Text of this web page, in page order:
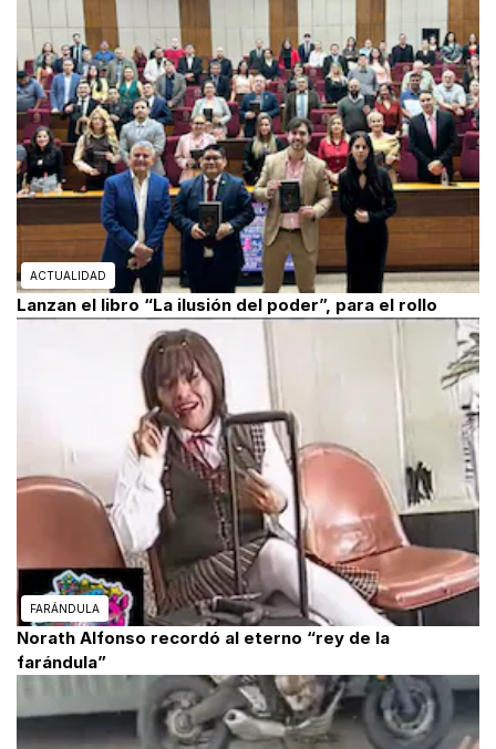
ACTUALIDAD
Lanzan el libro “La ilusión del poder”, para el rollo
FARÁNDULA
Norath Alfonso recordó al eterno “rey de la
farándula”